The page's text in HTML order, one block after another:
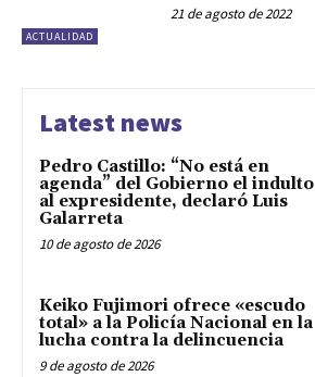
ACTUALIDAD
21 de agosto de 2022
Latest news
Pedro Castillo: “No está en
agenda” del Gobierno el indulto
al expresidente, declaró Luis
Galarreta
10 de agosto de 2026
Keiko Fujimori ofrece «escudo
total» a la Policía Nacional en la
lucha contra la delincuencia
9 de agosto de 2026